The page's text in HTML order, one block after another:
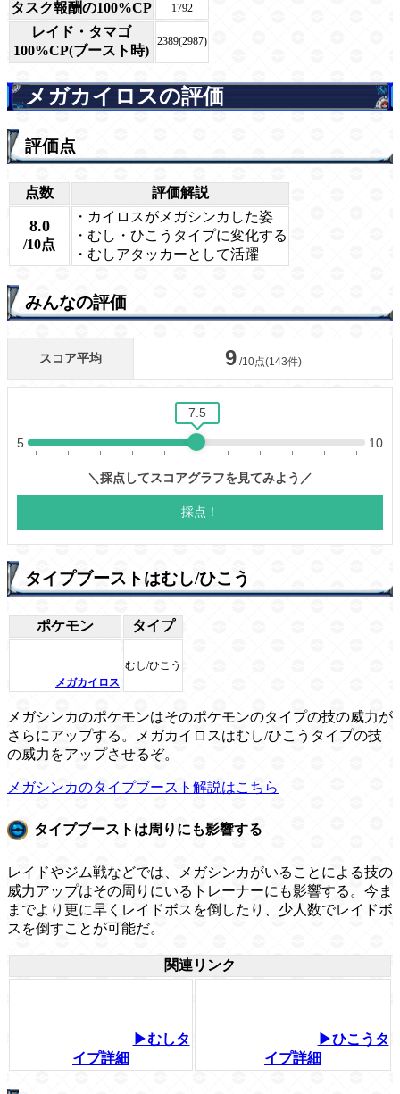
タスク報酬の100%CP 1792
レイド・タマゴ
100%CP(ブースト時)
2389(2987)
メガカイロスの評価
評価点
点数 評価解説
8.0
/10点
・カイロスがメガシンカした姿
・むし・ひこうタイプに変化する
・むしアタッカーとして活躍
みんなの評価
タイプブーストはむし/ひこう
ポケモン タイプ
メガカイロス
むし/ひこう
メガシンカのポケモンはそのポケモンのタイプの技の威力が
さらにアップする。メガカイロスはむし/ひこうタイプの技
の威力をアップさせるぞ。
メガシンカのタイプブースト解説はこちら
タイプブーストは周りにも影響する
レイドやジム戦などでは、メガシンカがいることによる技の
威力アップはその周りにいるトレーナーにも影響する。今ま
までより更に早くレイドボスを倒したり、少人数でレイドボ
スを倒すことが可能だ。
関連リンク
▶むしタ
イプ詳細
▶ひこうタ
イプ詳細